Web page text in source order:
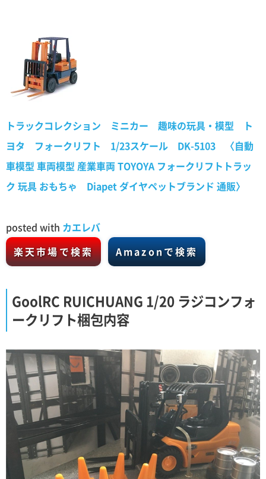
トラックコレクション ミニカー 趣味の玩具・模型 ト
ヨタ フォークリフト 1/23スケール DK-5103 〈自動
車模型 車両模型 産業車両 TOYOYA フォークリフトトラッ
ク 玩具 おもちゃ Diapet ダイヤペットブランド 通販〉
posted with カエレバ
楽天市場で検索
Amazonで検索
GoolRC RUICHUANG 1/20 ラジコンフォ
ークリフト梱包内容